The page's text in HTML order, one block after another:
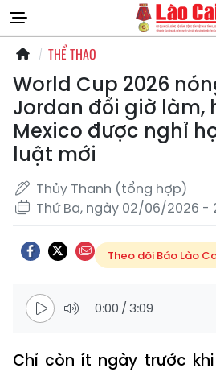
THỂ THAO
World Cup 2026
Jordan đổi giờ làm,
Mexico được nghỉ
luật mới
Thủy Thanh (tổng hợp)
Thứ Ba, ngày 02/06/2026 -
Theo dõi Báo Lào
0:00 /3:09
Chỉ còn ít ngày trước